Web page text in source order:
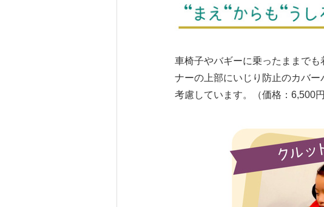
車椅子やバギーに乗ったままで
ナーの上部にいじり防止のカバ
考慮しています。（価格：6,500円